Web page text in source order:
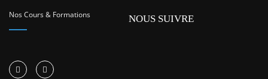
Nos Cours & Formations NOUS SUIVRE